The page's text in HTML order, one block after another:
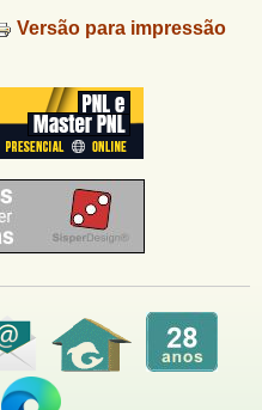
Versão para impressão